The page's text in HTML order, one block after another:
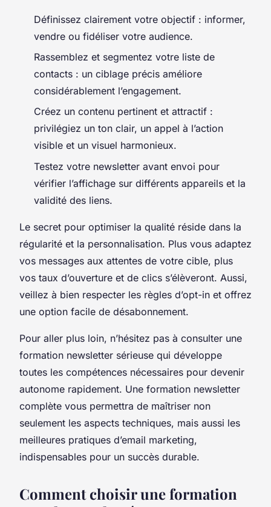
Définissez clairement votre objectif : informer,
vendre ou fidéliser votre audience.
Rassemblez et segmentez votre liste de
contacts : un ciblage précis améliore
considérablement l’engagement.
Créez un contenu pertinent et attractif :
privilégiez un ton clair, un appel à l’action
visible et un visuel harmonieux.
Testez votre newsletter avant envoi pour
vérifier l’affichage sur différents appareils et la
validité des liens.
Le secret pour optimiser la qualité réside dans la
régularité et la personnalisation. Plus vous adaptez
vos messages aux attentes de votre cible, plus
vos taux d’ouverture et de clics s’élèveront. Aussi,
veillez à bien respecter les règles d’opt-in et offrez
une option facile de désabonnement.
Pour aller plus loin, n’hésitez pas à consulter une
formation newsletter sérieuse qui développe
toutes les compétences nécessaires pour devenir
autonome rapidement. Une formation newsletter
complète vous permettra de maîtriser non
seulement les aspects techniques, mais aussi les
meilleures pratiques d’email marketing,
indispensables pour un succès durable.
Comment choisir une formation